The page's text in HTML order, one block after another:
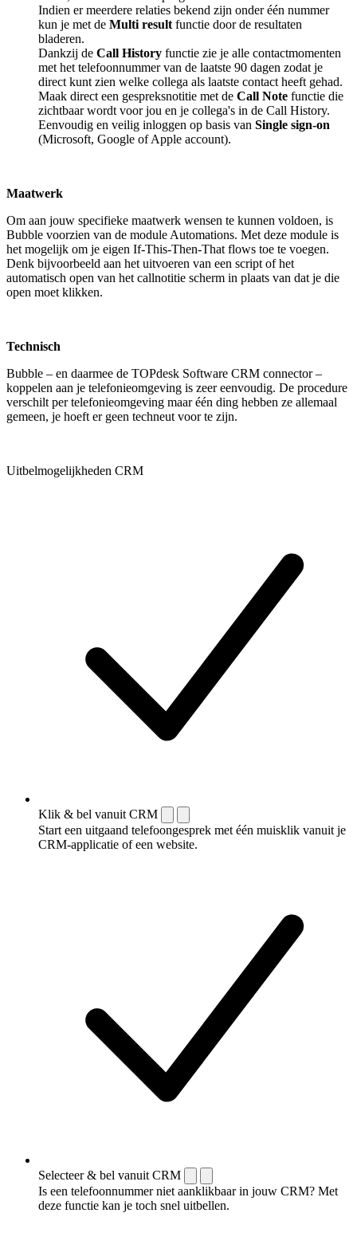
Indien er meerdere relaties bekend zijn onder één nummer
kun je met de Multi result functie door de resultaten
bladeren.
Dankzij de Call History functie zie je alle contactmomenten
met het telefoonnummer van de laatste 90 dagen zodat je
direct kunt zien welke collega als laatste contact heeft gehad.
Maak direct een gespreksnotitie met de Call Note functie die
zichtbaar wordt voor jou en je collega's in de Call History.
Eenvoudig en veilig inloggen op basis van Single sign-on
(Microsoft, Google of Apple account).
Maatwerk
Om aan jouw specifieke maatwerk wensen te kunnen voldoen, is
Bubble voorzien van de module Automations. Met deze module is
het mogelijk om je eigen If-This-Then-That flows toe te voegen.
Denk bijvoorbeeld aan het uitvoeren van een script of het
automatisch open van het callnotitie scherm in plaats van dat je die
open moet klikken.
Technisch
Bubble – en daarmee de TOPdesk Software CRM connector –
koppelen aan je telefonieomgeving is zeer eenvoudig. De procedure
verschilt per telefonieomgeving maar één ding hebben ze allemaal
gemeen, je hoeft er geen techneut voor te zijn.
Uitbelmogelijkheden CRM
Klik & bel vanuit CRM
Start een uitgaand telefoongesprek met één muisklik vanuit je
CRM-applicatie of een website.
Selecteer & bel vanuit CRM
Is een telefoonnummer niet aanklikbaar in jouw CRM? Met
deze functie kan je toch snel uitbellen.